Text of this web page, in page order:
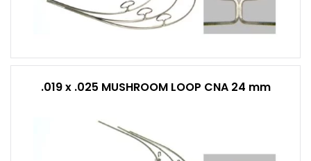
.019 x .025 MUSHROOM LOOP CNA 24 mm